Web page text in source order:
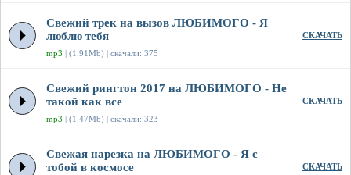
Свежий трек на вызов ЛЮБИМОГО - Я
люблю тебя
mp3 | (1.91Mb) | скачали: 375
СКАЧАТЬ
Свежий рингтон 2017 на ЛЮБИМОГО - Не
такой как все
mp3 | (1.47Mb) | скачали: 323
СКАЧАТЬ
Свежая нарезка на ЛЮБИМОГО - Я с
тобой в космосе
СКАЧАТЬ